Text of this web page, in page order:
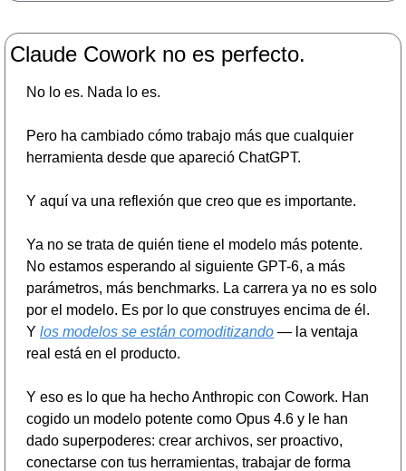
Claude Cowork no es perfecto.
No lo es. Nada lo es.
Pero ha cambiado cómo trabajo más que cualquier
herramienta desde que apareció ChatGPT.
Y aquí va una reflexión que creo que es importante.
Ya no se trata de quién tiene el modelo más potente.
No estamos esperando al siguiente GPT-6, a más
parámetros, más benchmarks. La carrera ya no es solo
por el modelo. Es por lo que construyes encima de él.
Y los modelos se están comoditizando — la ventaja
real está en el producto.
Y eso es lo que ha hecho Anthropic con Cowork. Han
cogido un modelo potente como Opus 4.6 y le han
dado superpoderes: crear archivos, ser proactivo,
conectarse con tus herramientas, trabajar de forma